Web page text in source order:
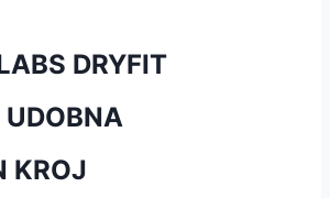
DRYFIT
KROJ